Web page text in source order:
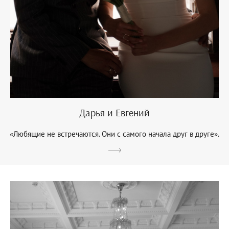
Дарья и Евгений
«Любящие не встречаются. Они с самого начала друг в друге».